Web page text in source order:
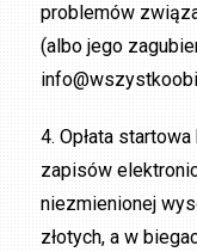
problemów
(albo jego
4. Opłata
zapisów
niezmienionej
złotych, a w